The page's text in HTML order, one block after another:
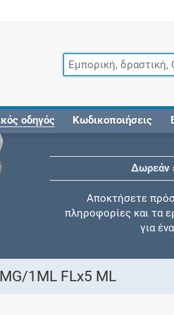
οδηγός Κωδικοποιήσεις
Δωρεάν
Αποκτήσετε
πληροφορίες και τα
για
1ML FLx5 ML